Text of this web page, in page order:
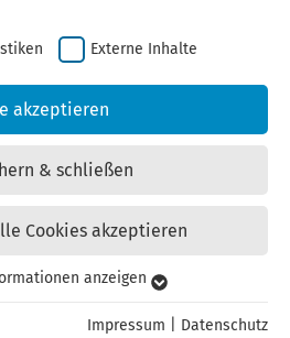
Ress: Thüringer
mit
Externe Inhalte
akzeptieren
& schließen
Cookies akzeptieren
für grundlegende Funktionen der
anzeigen
Impressum Datenschutz